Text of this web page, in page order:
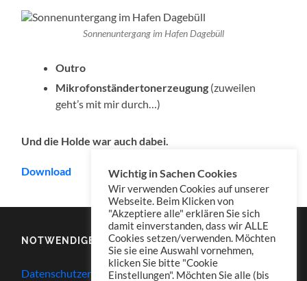
Sonnenuntergang im Hafen Dagebüll
Outro
Mikrofonständertonerzeugung (zuweilen
geht’s mit mir durch…)
Und die Holde war auch dabei.
Download
NOTWENDIGES
Datenschutzerklärung
Wichtig in Sachen Cookies
Wir verwenden Cookies auf unserer
Webseite. Beim Klicken von
"Akzeptiere alle" erklären Sie sich
damit einverstanden, dass wir ALLE
Cookies setzen/verwenden. Möchten
Sie sie eine Auswahl vornehmen,
klicken Sie bitte "Cookie
Einstellungen". Möchten Sie alle (bis